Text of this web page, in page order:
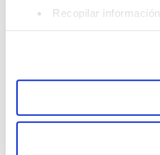
Recopilar
Las cookies de este sitio
analizar el tráfico. Además,
sociales, publicidad y